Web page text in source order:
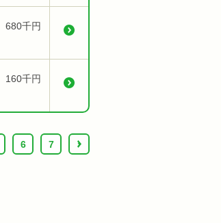
680千円
160千円
6 7 ›